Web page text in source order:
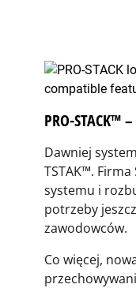
PRO-STACK™
Dawniej
TSTAK™. Firma
systemu i
potrzeby
zawodowców.
Co więcej,